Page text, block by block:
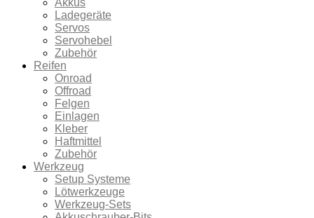
Akkus
Ladegeräte
Servos
Servohebel
Zubehör
Reifen
Onroad
Offroad
Felgen
Einlagen
Kleber
Haftmittel
Zubehör
Werkzeug
Setup Systeme
Lötwerkzeuge
Werkzeug-Sets